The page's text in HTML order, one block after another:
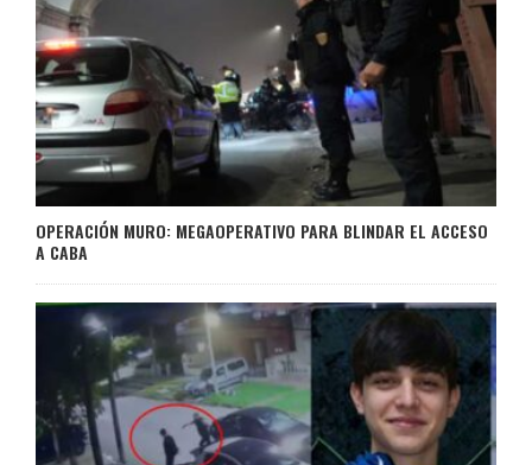
OPERACIÓN MURO: MEGAOPERATIVO PARA BLINDAR EL ACCESO
A CABA